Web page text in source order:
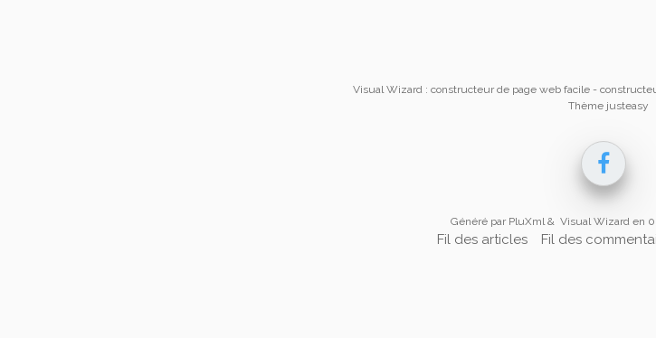
Visual Wizard : constructeur de page web facile-
Thème justeasy
Généré par PluXml& Visual Wizard en
Fil des articles Fil des